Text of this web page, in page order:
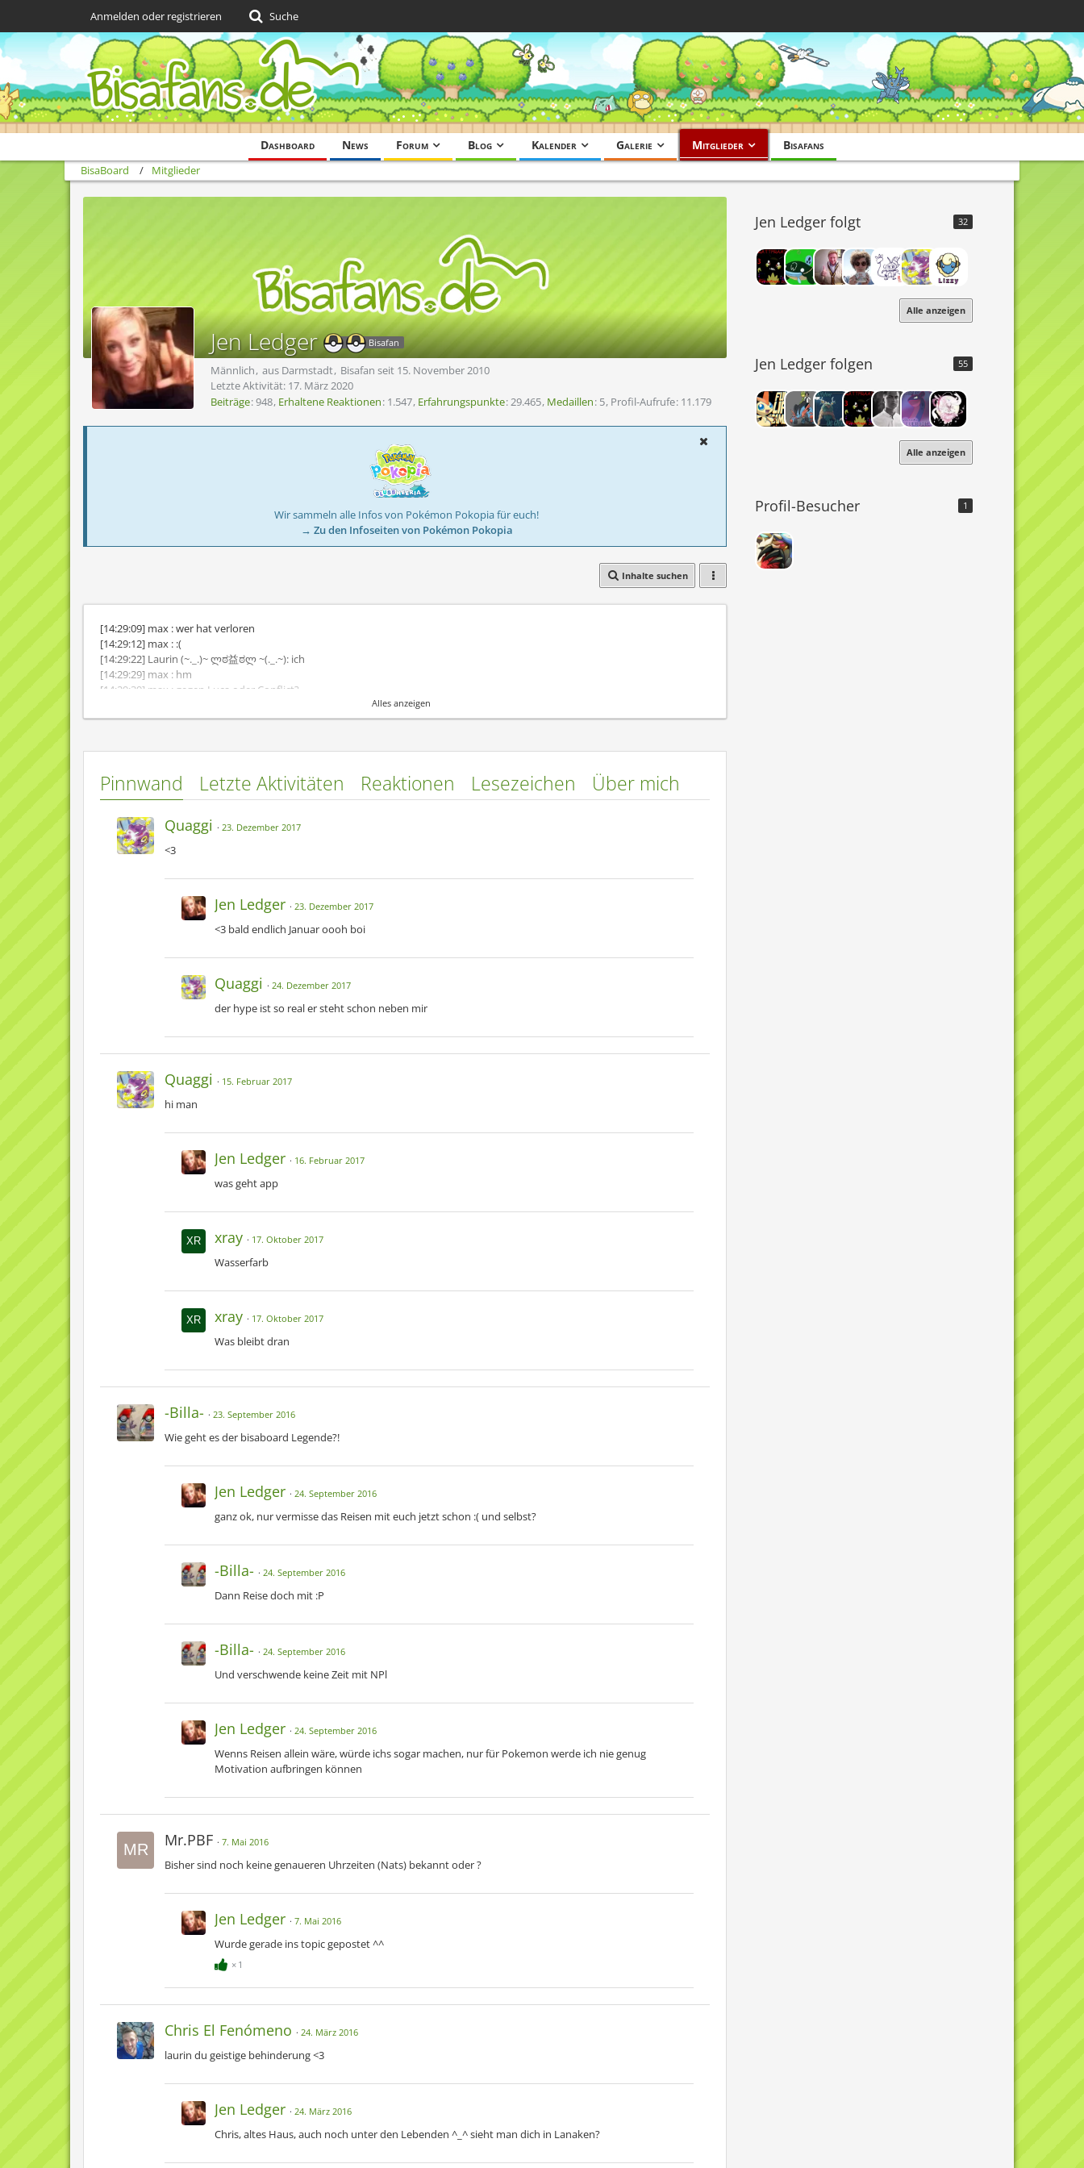
Dashboard News Forum Blog Kalender Galerie Mitglieder Bisafans
Anmelden oder registrieren Suche
BisaBoard Mitglieder
Jen Ledger Bisafan
Männlich aus Darmstadt Bisafan seit 15. November 2010
Letzte Aktivität: 17. März 2020
Beiträge 948 Erhaltene Reaktionen 1.547 Erfahrungspunkte 29.465 Medaillen 5 Profil-Aufrufe 11.179
Wir sammeln alle Infos von Pokémon Pokopia für euch!
→ Zu den Infoseiten von Pokémon Pokopia
Inhalte suchen
[14:29:09] max : wer hat verloren
[14:29:12] max : :(
[14:29:22] Laurin (~._.)~ ლಠ益ಠლ ~(._.~): ich
[14:29:29] max : hm
[14:29:39] max : gegen Luca oder Conflict?
[14:29:51] Laurin (~._.)~ ლಠ益ಠლ ~(._.~): beide
Alles anzeigen
Pinnwand Letzte Aktivitäten Reaktionen Lesezeichen Über mich
Quaggi 23. Dezember 2017
<3
Jen Ledger 23. Dezember 2017
<3 bald endlich Januar oooh boi
Quaggi 24. Dezember 2017
der hype ist so real er steht schon neben mir
Quaggi 15. Februar 2017
hi man
Jen Ledger 16. Februar 2017
was geht app
xray 17. Oktober 2017
Wasserfarb
xray 17. Oktober 2017
Was bleibt dran
-Billa- 23. September 2016
Wie geht es der bisaboard Legende?!
Jen Ledger 24. September 2016
ganz ok, nur vermisse das Reisen mit euch jetzt schon :( und selbst?
-Billa- 24. September 2016
Dann Reise doch mit :P
-Billa- 24. September 2016
Und verschwende keine Zeit mit NPl
Jen Ledger 24. September 2016
Wenns Reisen allein wäre, würde ichs sogar machen, nur für Pokemon werde ich nie genug
Motivation aufbringen können
Mr.PBF 7. Mai 2016
Bisher sind noch keine genaueren Uhrzeiten (Nats) bekannt oder ?
Jen Ledger 7. Mai 2016
Wurde gerade ins topic gepostet ^^
1
Chris El Fenómeno 24. März 2016
laurin du geistige behinderung <3
Jen Ledger 24. März 2016
Chris, altes Haus, auch noch unter den Lebenden ^_^ sieht man dich in Lanaken?
Jen Ledger folgt 32
Alle anzeigen
Jen Ledger folgen 55
Alle anzeigen
Profil-Besucher 1